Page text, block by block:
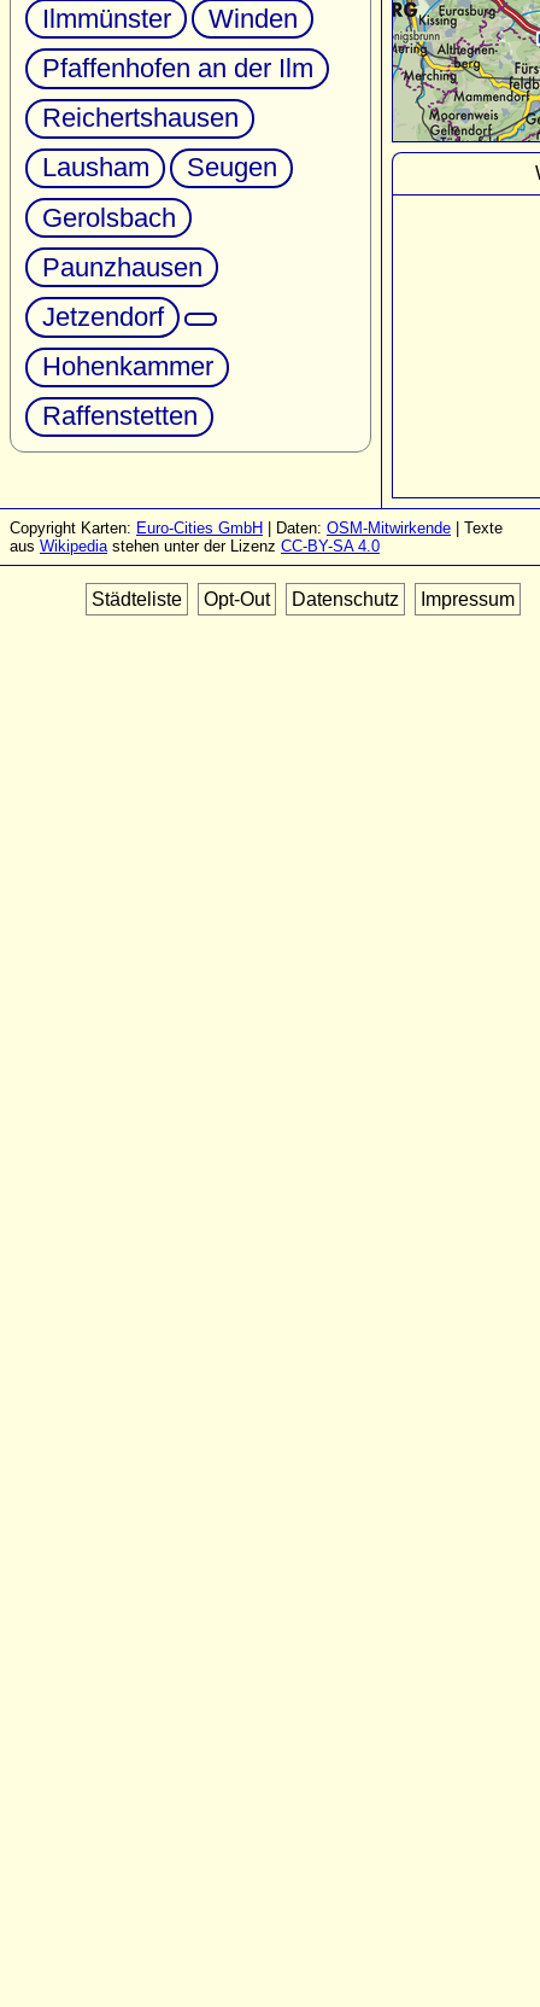
Ilmmünster
Winden
Pfaffenhofen an der Ilm
Reichertshausen
Lausham
Seugen
Gerolsbach
Paunzhausen
Jetzendorf
Hohenkammer
Raffenstetten
Copyright Karten: Euro-Cities GmbH | Daten: OSM-Mitwirkende | Texte
aus Wikipediastehen unter der Lizenz CC-BY-SA 4.0
Städteliste Opt-Out Datenschutz Impressum